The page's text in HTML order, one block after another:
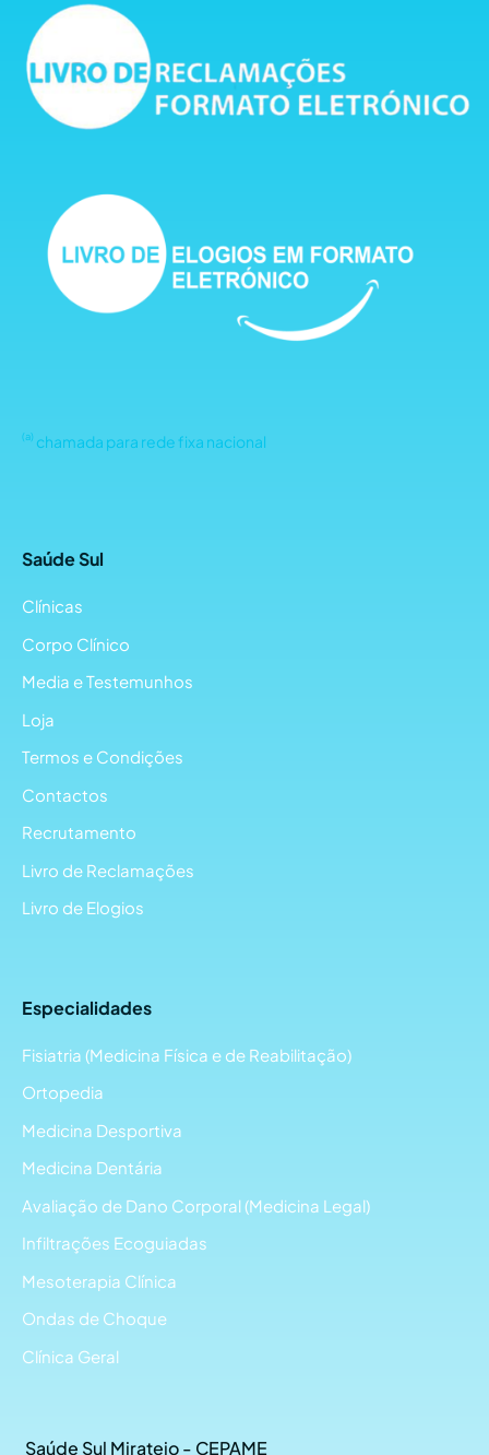
(a) chamada para rede fixa nacional
Saúde Sul
Clínicas
Corpo Clínico
Media e Testemunhos
Loja
Termos e Condições
Contactos
Recrutamento
Livro de Reclamações
Livro de Elogios
Especialidades
Fisiatria (Medicina Física e de Reabilitação)
Ortopedia
Medicina Desportiva
Medicina Dentária
Avaliação de Dano Corporal (Medicina Legal)
Infiltrações Ecoguiadas
Mesoterapia Clínica
Ondas de Choque
Clínica Geral
Saúde Sul Miratejo - CEPAME